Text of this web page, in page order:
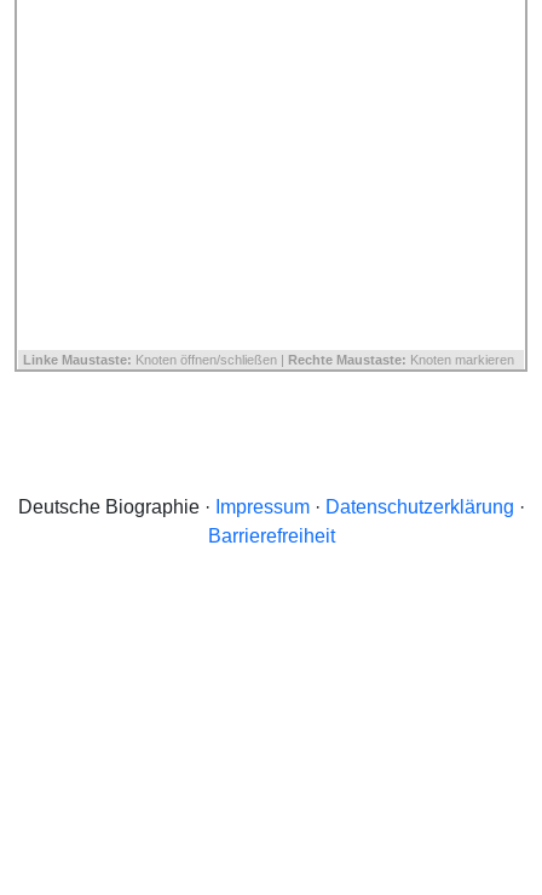
Linke Maustaste: Knoten öffnen/schließen | Rechte Maustaste: Knoten markieren
Deutsche Biographie · Impressum· Datenschutzerklärung ·
Barrierefreiheit